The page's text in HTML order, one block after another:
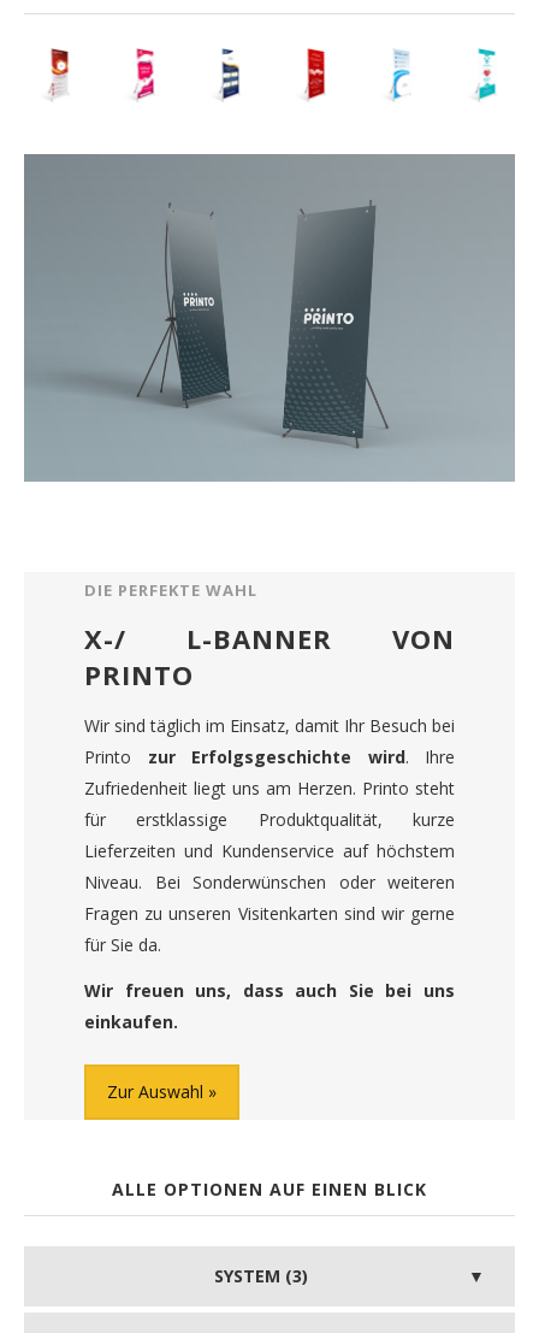
DIE PERFEKTE WAHL
X-/ L-BANNER VON
PRINTO
Wir sind täglich im Einsatz, damit Ihr Besuch bei
Printo zur Erfolgsgeschichte wird. Ihre
Zufriedenheit liegt uns am Herzen. Printo steht
für erstklassige Produktqualität, kurze
Lieferzeiten und Kundenservice auf höchstem
Niveau. Bei Sonderwünschen oder weiteren
Fragen zu unseren Visitenkarten sind wir gerne
für Sie da.
Wir freuen uns, dass auch Sie bei uns
einkaufen.
Zur Auswahl
ALLE OPTIONEN AUF EINEN BLICK
SYSTEM (3)